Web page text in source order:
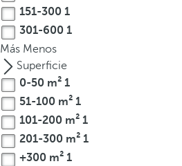
c
t
e
r
e
s
,
u
e
151-300 1
301-600 1
Más Menos
Superficie
0-50 m² 1
51-100 m² 1
101-200 m² 1
201-300 m² 1
+300 m² 1